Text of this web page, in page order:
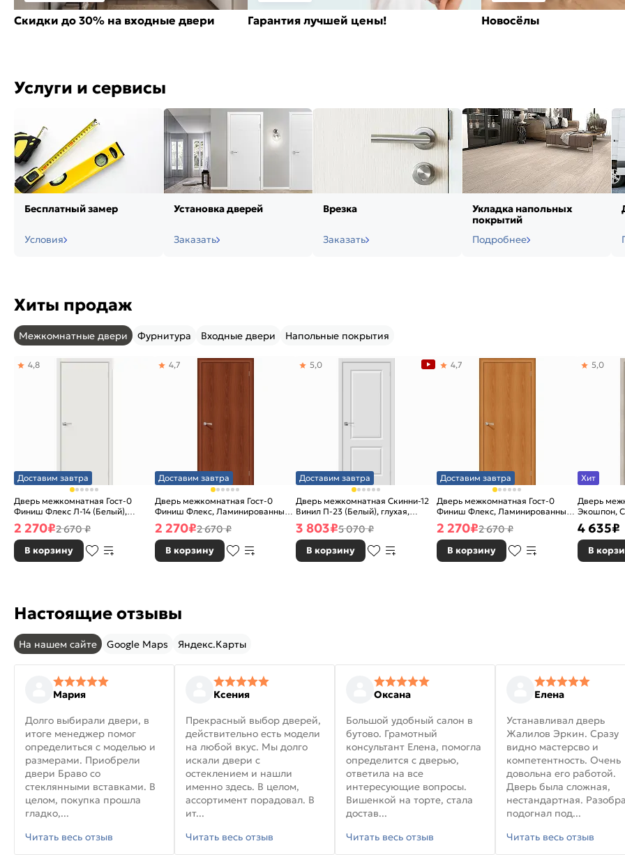
Скидки до 30% на входные двери Гарантия лучшей цены! Новосёлы
Услуги и сервисы
Бесплатный замер
Условия
Установка дверей
Заказать
Врезка
Заказать
Укладка напольных
покрытий
Подробнее
Хиты продаж
Межкомнатные двери Фурнитура Входные двери Напольные покрытия
Доставим завтра
Дверь межкомнатная Гост-0
Финиш Флекс Л-14 (Белый),
глухая, каркасно-щитовая
4,8
2 270₽2 670 ₽
В корзину
Доставим завтра
Дверь межкомнатная Гост-0
Финиш Флекс, Ламинированные
Л-11 (ИталОрех), глухая,
каркасно-щитовая
4,7
2 270₽2 670 ₽
В корзину
Доставим завтра
Дверь межкомнатная Скинни-12
Винил П-23 (Белый), глухая,
скиновая
5,0
3 803₽5 070 ₽
В корзину
Доставим завтра
Дверь межкомнатная Гост-0
Финиш Флекс, Ламинированные
Л-12 (МиланОрех), глухая,
каркасно-щитовая
4,7
2 270₽2 670 ₽
В корзину
Хит
Дверь
Экошпон,
5,0
4 635₽
В
Настоящие отзывы
На нашем сайте Google Maps Яндекс.Карты
Мария
Долго выбирали двери, в
итоге менеджер помог
определиться с моделью и
размерами. Приобрели
двери Браво со
стеклянными вставками. В
целом, покупка прошла
гладко,...
Читать весь отзыв
Ксения
Прекрасный выбор дверей,
действительно есть модели
на любой вкус. Мы долго
искали двери с
остеклением и нашли
именно здесь. В целом,
ассортимент порадовал. В
ит...
Читать весь отзыв
Оксана
Большой удобный салон в
бутово. Грамотный
консультант Елена, помогла
определится с дверью,
ответила на все
интересующие вопросы.
Вишенкой на торте, стала
достав...
Читать весь отзыв
Елена
Устанавливал дверь
Жалилов Эркин. Сразу
видно мастерсво и
компетентность. Очень
довольна его работой.
Дверь была сложная,
нестандартная.
подогнал под...
Читать весь отзыв